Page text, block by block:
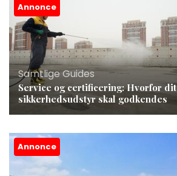
Annonce
Samtlige Guides
Service og certificering: Hvorfor dit
sikkerhedsudstyr skal godkendes
Annonce